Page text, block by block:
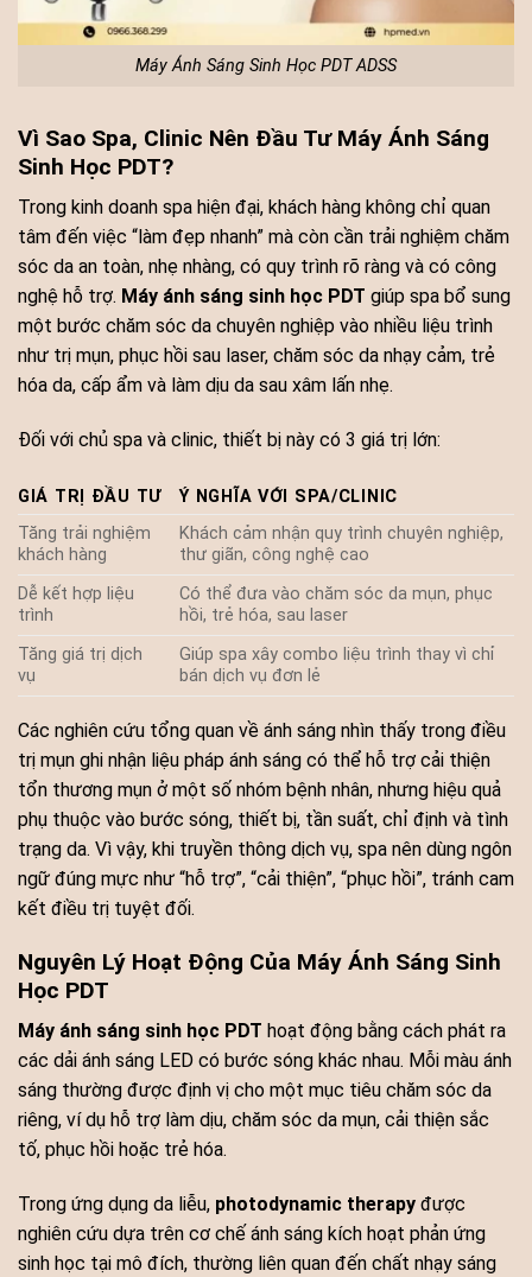
Máy Ánh Sáng Sinh Học PDT ADSS
Vì Sao Spa, Clinic Nên Đầu Tư Máy Ánh Sáng
Sinh Học PDT?
Trong kinh doanh spa hiện đại, khách hàng không chỉ quan
tâm đến việc “làm đẹp nhanh” mà còn cần trải nghiệm chăm
sóc da an toàn, nhẹ nhàng, có quy trình rõ ràng và có công
nghệ hỗ trợ. Máy ánh sáng sinh học PDT giúp spa bổ sung
một bước chăm sóc da chuyên nghiệp vào nhiều liệu trình
như trị mụn, phục hồi sau laser, chăm sóc da nhạy cảm, trẻ
hóa da, cấp ẩm và làm dịu da sau xâm lấn nhẹ.
Đối với chủ spa và clinic, thiết bị này có 3 giá trị lớn:
GIÁ TRỊ ĐẦU TƯ
Ý NGHĨA VỚI SPA/CLINIC
Tăng trải nghiệm
khách hàng
Khách cảm nhận quy trình chuyên nghiệp,
thư giãn, công nghệ cao
Dễ kết hợp liệu
trình
Có thể đưa vào chăm sóc da mụn, phục
hồi, trẻ hóa, sau laser
Tăng giá trị dịch
vụ
Giúp spa xây combo liệu trình thay vì chỉ
bán dịch vụ đơn lẻ
Các nghiên cứu tổng quan về ánh sáng nhìn thấy trong điều
trị mụn ghi nhận liệu pháp ánh sáng có thể hỗ trợ cải thiện
tổn thương mụn ở một số nhóm bệnh nhân, nhưng hiệu quả
phụ thuộc vào bước sóng, thiết bị, tần suất, chỉ định và tình
trạng da. Vì vậy, khi truyền thông dịch vụ, spa nên dùng ngôn
ngữ đúng mực như “hỗ trợ”, “cải thiện”, “phục hồi”, tránh cam
kết điều trị tuyệt đối.
Nguyên Lý Hoạt Động Của Máy Ánh Sáng Sinh
Học PDT
Máy ánh sáng sinh học PDT hoạt động bằng cách phát ra
các dải ánh sáng LED có bước sóng khác nhau. Mỗi màu ánh
sáng thường được định vị cho một mục tiêu chăm sóc da
riêng, ví dụ hỗ trợ làm dịu, chăm sóc da mụn, cải thiện sắc
tố, phục hồi hoặc trẻ hóa.
Trong ứng dụng da liễu, photodynamic therapy được
nghiên cứu dựa trên cơ chế ánh sáng kích hoạt phản ứng
sinh học tại mô đích, thường liên quan đến chất nhạy sáng